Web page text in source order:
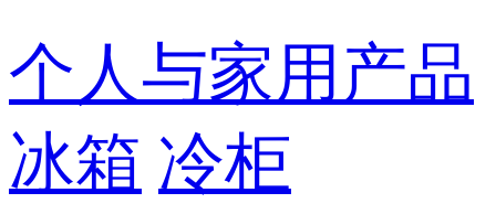
个人与家用产品
冰箱 冷柜